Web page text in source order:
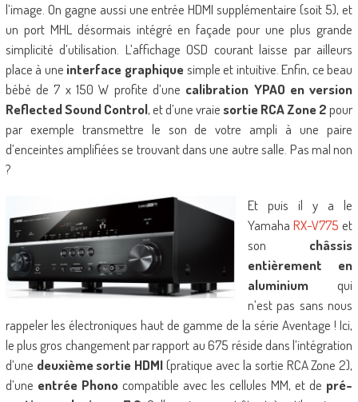
l’image. On gagne aussi une entrée HDMI supplémentaire (soit 5), et
un port MHL désormais intégré en façade pour une plus grande
simplicité d’utilisation. L’affichage OSD courant laisse par ailleurs
place à une interface graphiquesimple et intuitive. Enfin, ce beau
bébé de 7 x 150 W profite d’une calibration YPAO en version
Reflected Sound Control, et d’une vraiesortie RCA Zone 2pour
par exemple transmettre le son de votre ampli à une paire
d’enceintes amplifiées se trouvant dans une autre salle. Pas mal non
?
Et puis il y a le
Yamaha RX-V775 et
son châssis
entièrement en
aluminiumqui
n’est pas sans nous
rappeler les électroniques haut de gamme de la série Aventage ! Ici,
le plus gros changement par rapport au 675 réside dans l’intégration
d’une deuxième sortie HDMI(pratique avec la sortie RCA Zone 2),
d’une entrée Phonocompatible avec les cellules MM, et de pré-